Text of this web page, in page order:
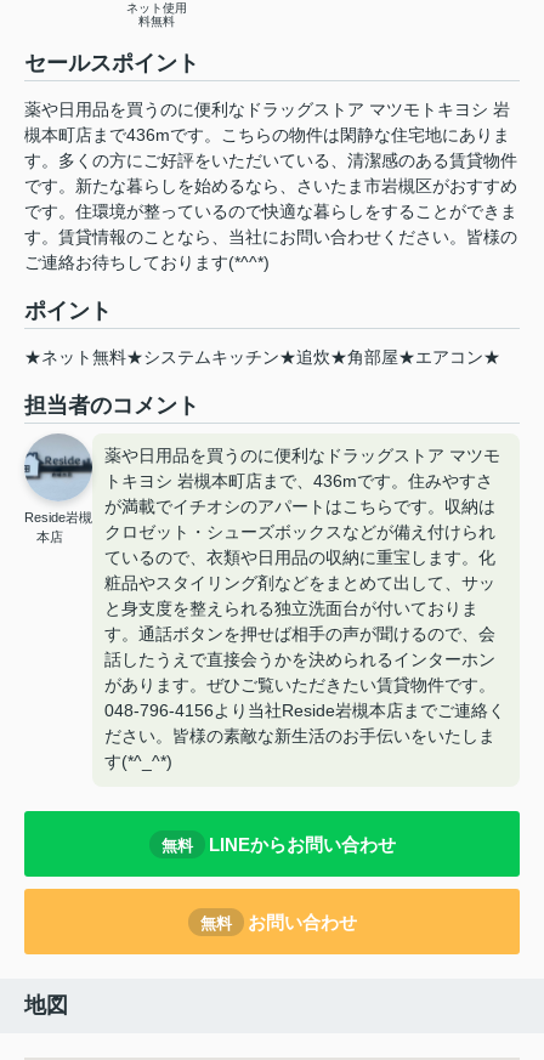
ネット使用
料無料
セールスポイント
薬や日用品を買うのに便利なドラッグストア マツモトキヨシ 岩
槻本町店まで436mです。こちらの物件は閑静な住宅地にありま
す。多くの方にご好評をいただいている、清潔感のある賃貸物件
です。新たな暮らしを始めるなら、さいたま市岩槻区がおすすめ
です。住環境が整っているので快適な暮らしをすることができま
す。賃貸情報のことなら、当社にお問い合わせください。皆様の
ご連絡お待ちしております(*^^*)
ポイント
★ネット無料★システムキッチン★追炊★角部屋★エアコン★
担当者のコメント
Reside岩槻
本店
薬や日用品を買うのに便利なドラッグストア マツモ
トキヨシ 岩槻本町店まで、436mです。住みやすさ
が満載でイチオシのアパートはこちらです。収納は
クロゼット・シューズボックスなどが備え付けられ
ているので、衣類や日用品の収納に重宝します。化
粧品やスタイリング剤などをまとめて出して、サッ
と身支度を整えられる独立洗面台が付いておりま
す。通話ボタンを押せば相手の声が聞けるので、会
話したうえで直接会うかを決められるインターホン
があります。ぜひご覧いただきたい賃貸物件です。
048-796-4156より当社Reside岩槻本店までご連絡く
ださい。皆様の素敵な新生活のお手伝いをいたしま
す(*^_^*)
無料 LINEからお問い合わせ
無料 お問い合わせ
地図